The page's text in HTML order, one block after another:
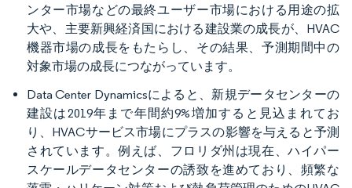
ンター市場などの最終ユーザー市場における用途の拡
大や、主要新興経済国における建設業の成長が、HVAC
機器市場の成長をもたらし、その結果、予測期間中の
対象市場の成長につながっています。
Data Center Dynamicsによると、新規データセンターの
建設は2019年まで年間約9%増加すると見込まれてお
り、HVACサービス市場にプラスの影響を与えると予測
されています。例えば、フロリダ州は現在、ハイパー
スケールデータセンターの誘致を進めており、頻繁な